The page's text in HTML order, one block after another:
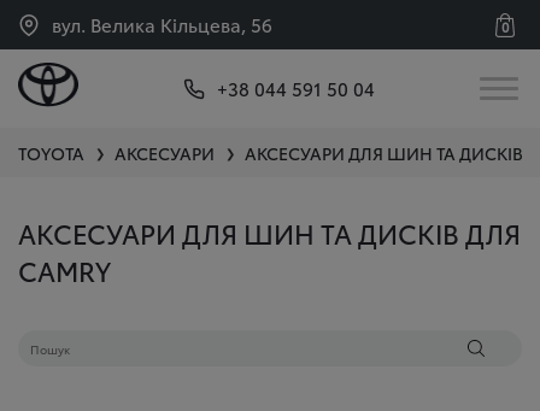
вул. Велика Кільцева, 56 0
+38 044 591 50 04
TOYOTA ❯ АКСЕСУАРИ ❯ АКСЕСУАРИ ДЛЯ ШИН ТА ДИСКІВ
АКСЕСУАРИ ДЛЯ ШИН ТА ДИСКІВ ДЛЯ
CAMRY